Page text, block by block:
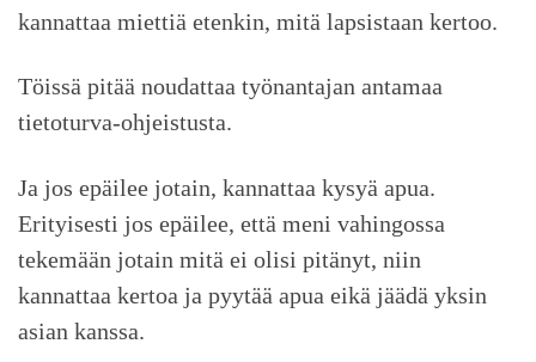
kannattaa miettiä etenkin, mitä lapsistaan kertoo.
Töissä pitää noudattaa työnantajan antamaa
tietoturva-ohjeistusta.
Ja jos epäilee jotain, kannattaa kysyä apua.
Erityisesti jos epäilee, että meni vahingossa
tekemään jotain mitä ei olisi pitänyt, niin
kannattaa kertoa ja pyytää apua eikä jäädä yksin
asian kanssa.